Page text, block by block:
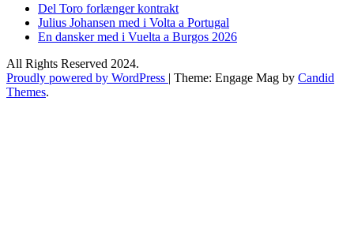
Del Toro forlænger kontrakt
Julius Johansen med i Volta a Portugal
En dansker med i Vuelta a Burgos 2026
All Rights Reserved 2024.
Proudly powered by WordPress | Theme: Engage Mag by Candid
Themes.